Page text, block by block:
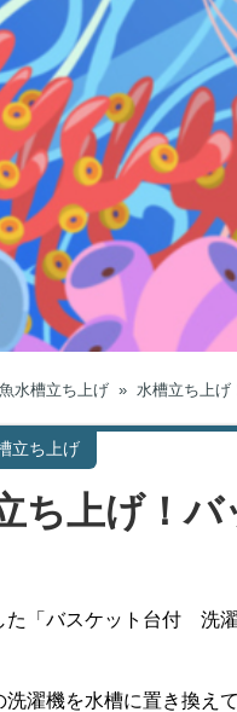
水槽立ち上げ » 水槽立ち上げ
立ち上げ
ち上げ！
た「バスケット台付 洗
洗濯機を水槽に置き換え